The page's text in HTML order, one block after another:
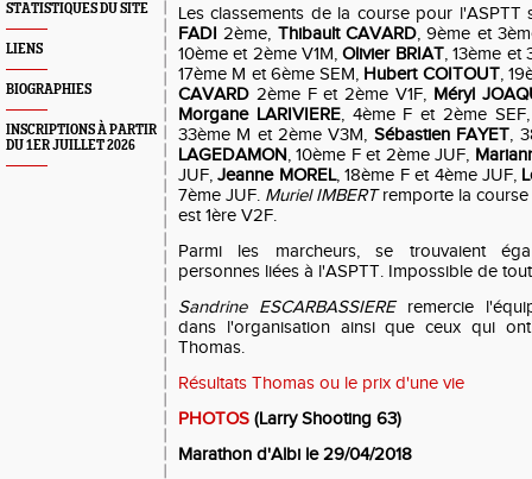
STATISTIQUES DU SITE
LIENS
BIOGRAPHIES
INSCRIPTIONS À PARTIR
DU 1ER JUILLET 2026
Les classements de la course pour
FADI 2ème, Thibault CAVARD, 9ème et
10ème et 2ème V1M,Olivier BRIAT, 13ème et
17ème M et 6ème SEM, Hubert COITOUT,
CAVARD 2ème F et 2ème V1F, Méryl
Morgane LARIVIERE, 4ème F et 2ème
33ème M et 2ème V3M, Sébastien FAYET,
LAGEDAMON, 10ème F et 2ème JUF,
JUF,Jeanne MOREL, 18ème F et 4ème JUF,
7ème JUF. Muriel IMBERTremporte la
est 1ère V2F.
Parmi les marcheurs, se trouvaient
personnes liées à l'ASPTT. Impossible de
Sandrine ESCARBASSIEREremercie
dans l'organisation ainsi que ceux qui
Thomas.
Résultats Thomas ou le prix d'une vie
PHOTOS (Larry Shooting 63)
Marathon d'Albi le 29/04/2018